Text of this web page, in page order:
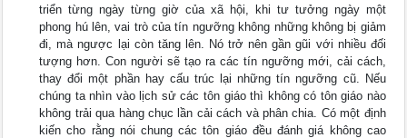
triển từng ngày từng giờ của xã hội, khi tư tưởng ngày một
phong hú lên, vai trò của tín ngưỡng không những không bị giảm
đi, mà ngược lại còn tăng lên. Nó trở nên gần gũi với nhiều đối
tượng hơn. Con người sẽ tạo ra các tín ngưỡng mới, cải cách,
thay đổi một phần hay cấu trúc lại những tín ngưỡng cũ. Nếu
chúng ta nhìn vào lịch sử các tôn giáo thì không có tôn giáo nào
không trải qua hàng chục lần cải cách và phân chia. Có một định
kiến cho rằng nói chung các tôn giáo đều đánh giá không cao